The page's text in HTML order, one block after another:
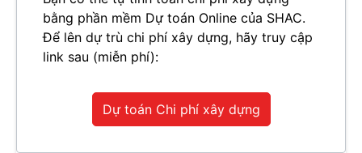
bằng phần mềm Dự toán Online của SHAC.
Để lên dự trù chi phí xây dựng, hãy truy cập
link sau (miễn phí):
Dự toán Chi phí xây dựng